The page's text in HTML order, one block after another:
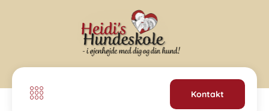
Kontakt